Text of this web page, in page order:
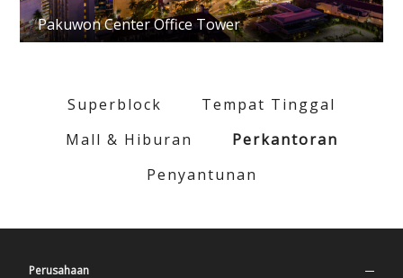
Pakuwon Center Office Tower
Superblock
Tempat Tinggal
Mall & Hiburan
Perkantoran
Penyantunan
Perusahaan